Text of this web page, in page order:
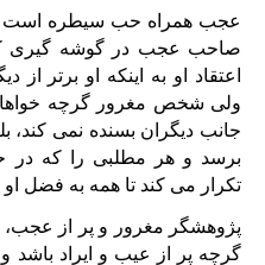
عجب همراه حب سیطره است و
صاحب عجب در گوشه گیری
اعتقاد او به اینکه او برتر
ولی شخص مغرور گرچه
جانب دیگران بسنده نمی کند،
برسد و هر مطلبی را که در
تکرار می کند تا همه به فضل او
پژوهشگر مغرور و پر از عجب،
گرچه پر از عیب و ایراد